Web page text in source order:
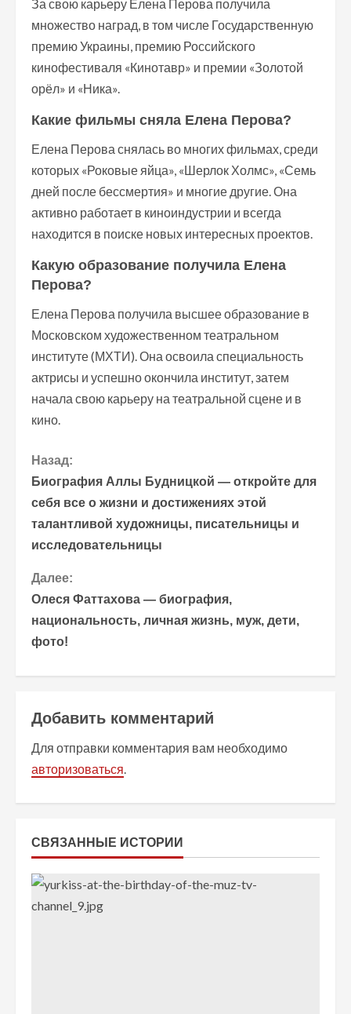
За свою карьеру Елена Перова получила
множество наград, в том числе Государственную
премию Украины, премию Российского
кинофестиваля «Кинотавр» и премии «Золотой
орёл» и «Ника».
Какие фильмы сняла Елена Перова?
Елена Перова снялась во многих фильмах, среди
которых «Роковые яйца», «Шерлок Холмс», «Семь
дней после бессмертия» и многие другие. Она
активно работает в киноиндустрии и всегда
находится в поиске новых интересных проектов.
Какую образование получила Елена
Перова?
Елена Перова получила высшее образование в
Московском художественном театральном
институте (МХТИ). Она освоила специальность
актрисы и успешно окончила институт, затем
начала свою карьеру на театральной сцене и в
кино.
П
р
о
о
л
т
ь
е
н
Назад:
Биография Аллы Будницкой — откройте для
себя все о жизни и достижениях этой
талантливой художницы, писательницы и
исследовательницы
Далее:
Олеся Фаттахова — биография,
национальность, личная жизнь, муж, дети,
фото!
Добавить комментарий
Для отправки комментария вам необходимо
авторизоваться.
СВЯЗАННЫЕ ИСТОРИИ